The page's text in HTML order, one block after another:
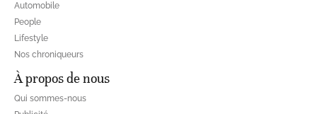
Automobile
People
Lifestyle
Nos chroniqueurs
À propos de nous
Qui sommes-nous